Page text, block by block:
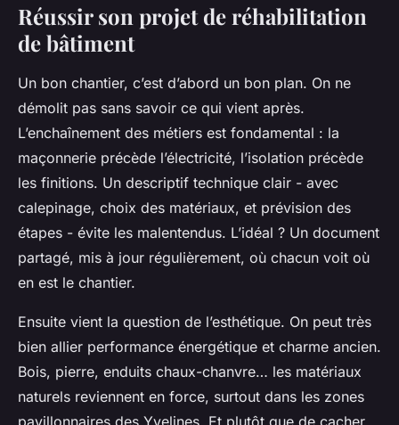
Réussir son projet de réhabilitation
de bâtiment
Un bon chantier, c’est d’abord un bon plan. On ne
démolit pas sans savoir ce qui vient après.
L’enchaînement des métiers est fondamental : la
maçonnerie précède l’électricité, l’isolation précède
les finitions. Un descriptif technique clair - avec
calepinage, choix des matériaux, et prévision des
étapes - évite les malentendus. L’idéal ? Un document
partagé, mis à jour régulièrement, où chacun voit où
en est le chantier.
Ensuite vient la question de l’esthétique. On peut très
bien allier performance énergétique et charme ancien.
Bois, pierre, enduits chaux-chanvre… les matériaux
naturels reviennent en force, surtout dans les zones
pavillonnaires des Yvelines. Et plutôt que de cacher